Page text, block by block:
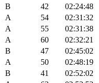
B 42
02:24:48
A 54
02:31:32
A 55
02:31:38
A 60
02:32:21
B 47
02:45:02
A 50
02:48:19
B 41
02:52:02